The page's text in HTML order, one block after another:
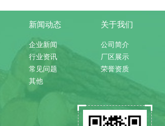
新闻动态
企业新闻
行业资讯
常见问题
其他
关于我们
公司简介
厂区展示
荣誉资质